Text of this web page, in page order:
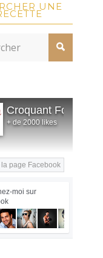
UNE
Croquant Fondant
+ de 2000 likes
la page Facebook
moi sur